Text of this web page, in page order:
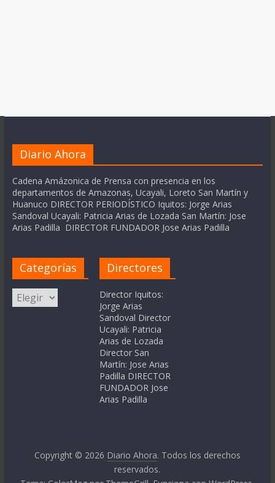
Diario Ahora
Cadena Amázonica de Prensa con presencia en los
departamentos de Amazonas, Ucayali, Loreto San Martín y
Huanuco DIRECTOR PERIODÍSTICO Iquitos: Jorge Arias
Sandoval Ucayali: Patricia Arias de Lozada San Martín: Jose
Arias Padilla DIRECTOR FUNDADOR Jose Arias Padilla
Categorías
Categorías
Directores
Director Iquitos:
Jorge Arias
Sandoval Director
Ucayali: Patricia
Arias de Lozada
Director San
Martín: Jose Arias
Padilla DIRECTOR
FUNDADOR Jose
Arias Padilla
Copyright © 2026 Diario Ahora. Todos los derechos
reservados.